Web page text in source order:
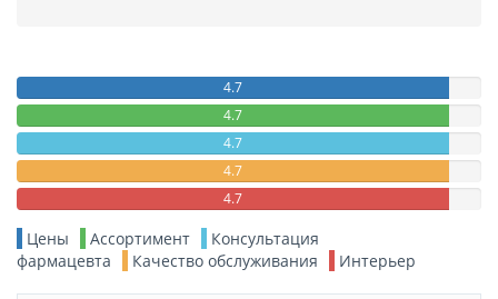
4.7
4.7
4.7
4.7
4.7
Цены Ассортимент
Консультация
фармацевта
Качество обслуживания Интерьер